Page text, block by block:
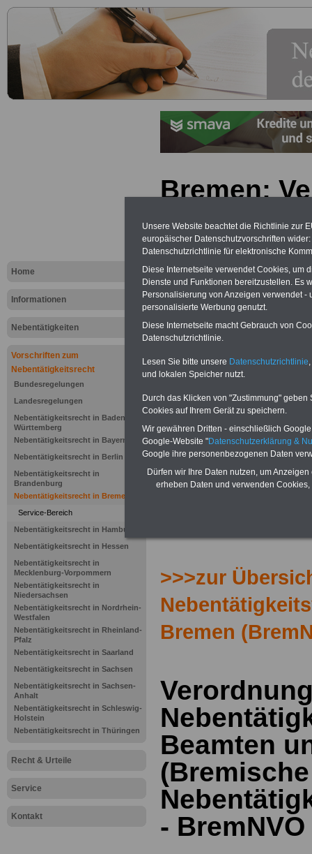
Home
Informationen
Nebentätigkeiten
Vorschriften zum
Nebentätigkeitsrecht
Bundesregelungen
Landesregelungen
Nebentätigkeitsrecht in Baden-
Württemberg
Nebentätigkeitsrecht in Bayern
Nebentätigkeitsrecht in Berlin
Nebentätigkeitsrecht in
Brandenburg
Nebentätigkeitsrecht in Bremen
Service-Bereich
Nebentätigkeitsrecht in Hamburg
Nebentätigkeitsrecht in Hessen
Nebentätigkeitsrecht in
Mecklenburg-Vorpommern
Nebentätigkeitsrecht in
Niedersachsen
Nebentätigkeitsrecht in Nordrhein-
Westfalen
Nebentätigkeitsrecht in Rheinland-
Pfalz
Nebentätigkeitsrecht in Saarland
Nebentätigkeitsrecht in Sachsen
Nebentätigkeitsrecht in Sachsen-
Anhalt
Nebentätigkeitsrecht in Schleswig-
Holstein
Nebentätigkeitsrecht in Thüringen
Recht & Urteile
Service
Kontakt
Bremen:
die
Beamten
(Bremische
.>>>NEU aufgelegt März 2025
>>>zur
Bremen
Beamten
(Bremische
- BremNVO
Unsere Website beachtet die Richtlinie zur
europäischer Datenschutzvorschriften
Datenschutzrichtlinie für elektronische
Diese Internetseite verwendet Cookies, um
Dienste und Funktionen bereitzustellen. Es
Personalisierung von Anzeigen verwendet
personalisierte Werbung genutzt.
Diese Internetseite macht Gebrauch von
Datenschutzrichtlinie.
Lesen Sie bitte unsere Datenschutzrichtlinie
und lokalen Speicher nutzt.
Durch das Klicken von "Zustimmung"
Cookies auf Ihrem Gerät zu speichern.
Wir gewähren Dritten - einschließlich
Google-Website "Datenschutzerklärung &
Google ihre personenbezogenen Daten
Dürfen wir Ihre Daten nutzen, um
erheben Daten und verwenden